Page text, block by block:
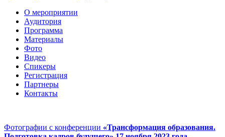
О мероприятии
Аудитория
Программа
Материалы
Фото
Видео
Спикеры
Регистрация
Партнеры
Контакты
Фотографии с конференции «Трансформация образования.